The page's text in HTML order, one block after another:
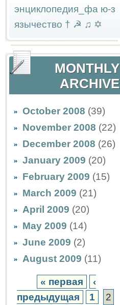
энциклопедия_фа ю-з
язычество † ☭ ♫ ✡
MONTHLY
ARCHIVE
October 2008 (39)
November 2008 (22)
December 2008 (26)
January 2009 (20)
February 2009 (15)
March 2009 (21)
April 2009 (20)
May 2009 (14)
June 2009 (2)
August 2009 (11)
« первая
‹
предыдущая
1
2